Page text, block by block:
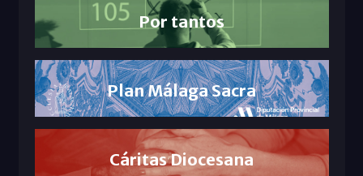
Por tantos
Plan Málaga Sacra
Cáritas Diocesana